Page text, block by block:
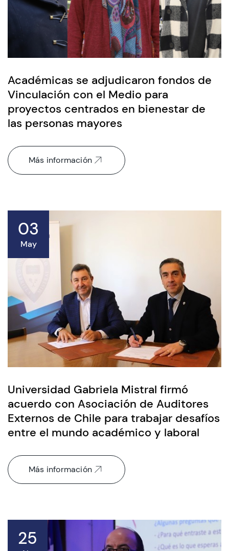
Académicas se adjudicaron fondos de
Vinculación con el Medio para
proyectos centrados en bienestar de
las personas mayores
Más información
03
May
Universidad Gabriela Mistral firmó
acuerdo con Asociación de Auditores
Externos de Chile para trabajar desafíos
entre el mundo académico y laboral
Más información
25